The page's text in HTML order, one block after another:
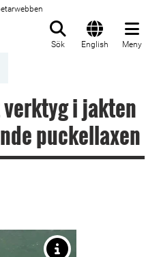
Sök English Meny
i jakten
puckellaxen